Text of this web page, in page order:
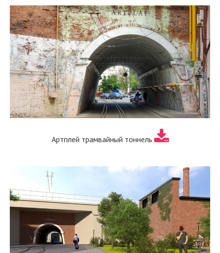
Артплей трамвайный тоннель